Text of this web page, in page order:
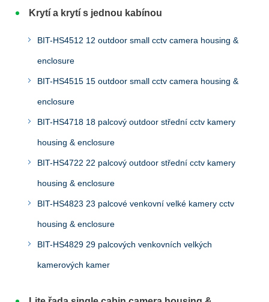
Krytí a krytí s jednou kabínou
BIT-HS4512 12 outdoor small cctv camera housing &
enclosure
BIT-HS4515 15 outdoor small cctv camera housing &
enclosure
BIT-HS4718 18 palcový outdoor střední cctv kamery
housing & enclosure
BIT-HS4722 22 palcový outdoor střední cctv kamery
housing & enclosure
BIT-HS4823 23 palcové venkovní velké kamery cctv
housing & enclosure
BIT-HS4829 29 palcových venkovních velkých
kamerových kamer